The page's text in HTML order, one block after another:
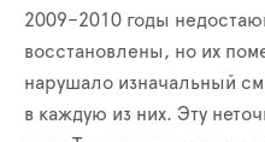
2009–2010 годы
восстановлены, но их
нарушало изначальный
в каждую из них. Эту